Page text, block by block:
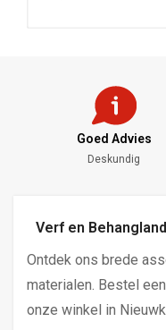
Goed Advies
Deskundig
Verf en Behangland
Ontdek ons brede
materialen. Bestel
onze winkel in